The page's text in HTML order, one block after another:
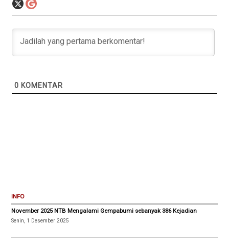
0 KOMENTAR
INFO
November 2025 NTB Mengalami Gempabumi sebanyak 386 Kejadian
Senin, 1 Desember 2025